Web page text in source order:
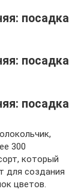
посадка
посадка
посадка
300
который
для создания
цветов.